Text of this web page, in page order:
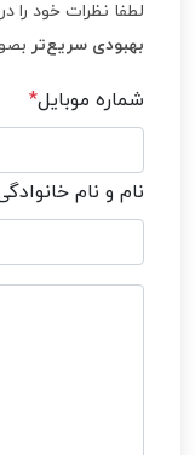
لطفا نظرات خود را
بهبودی سریع‌تر
شماره موبایل*
نام و نام